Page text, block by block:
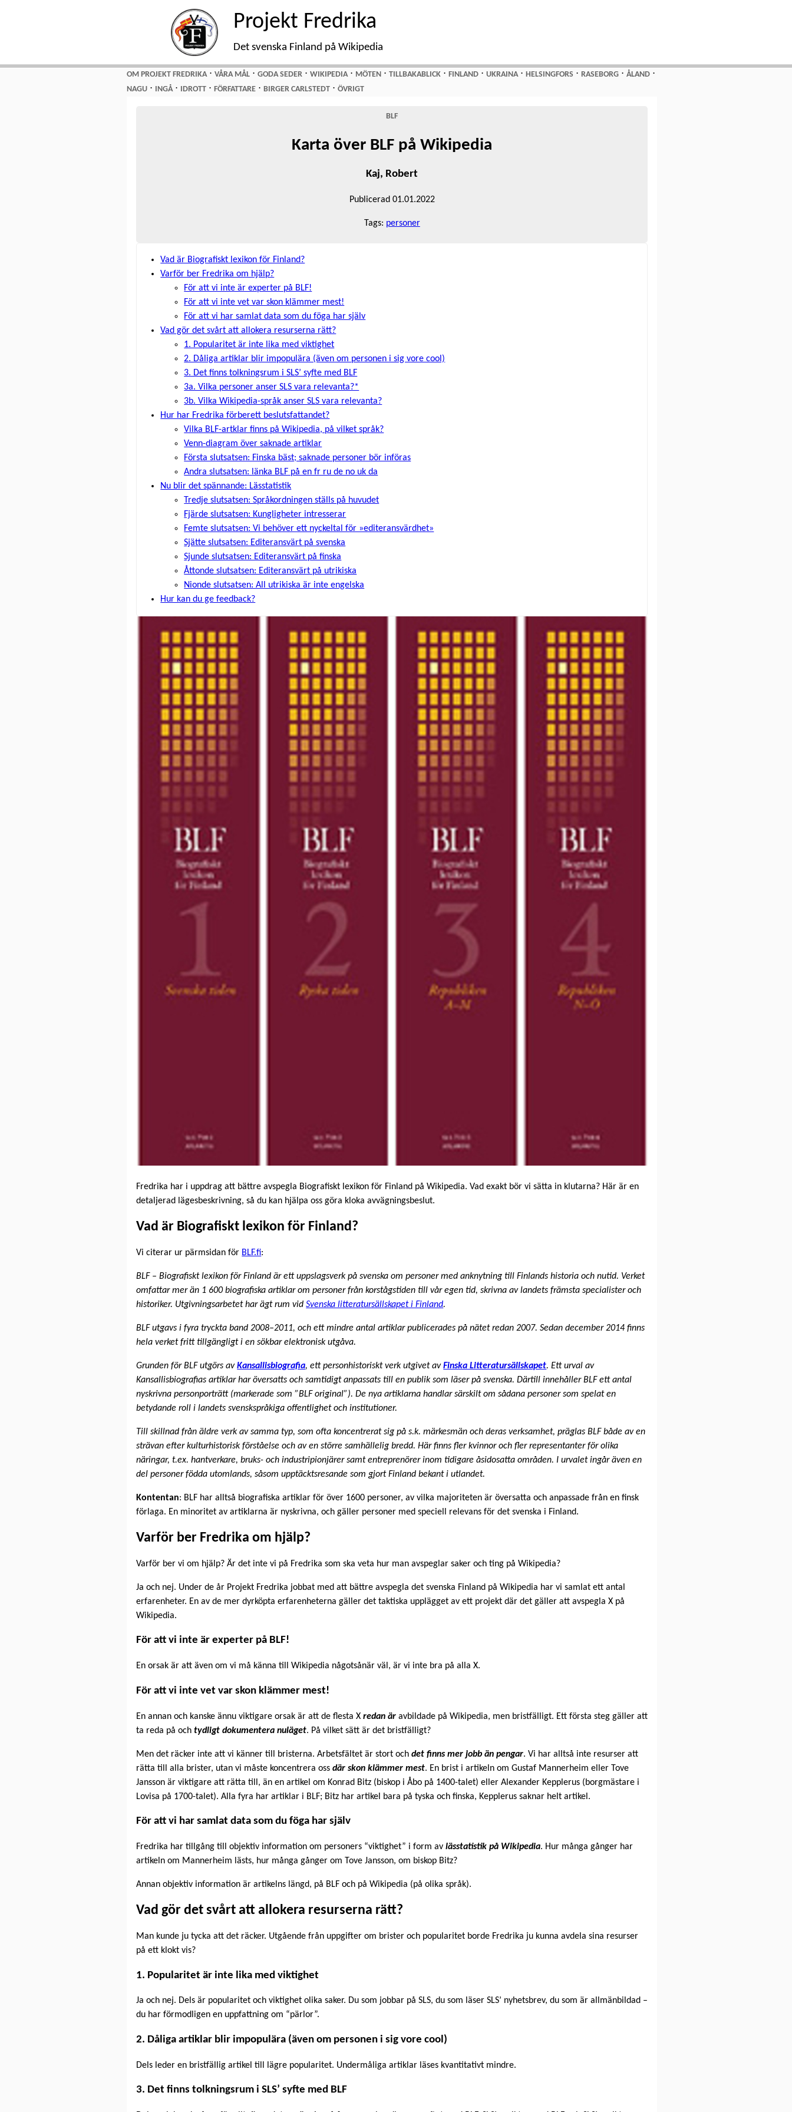
Projekt Fredrika
Det svenska Finland på Wikipedia
OM PROJEKT FREDRIKA⋅VÅRA MÅL ⋅GODA SEDER ⋅WIKIPEDIA⋅ MÖTEN ⋅TILLBAKABLICK ⋅FINLAND ⋅UKRAINA⋅HELSINGFORS ⋅RASEBORG ⋅ÅLAND ⋅
NAGU ⋅ INGÅ⋅ IDROTT ⋅FÖRFATTARE ⋅BIRGER CARLSTEDT ⋅ÖVRIGT
BLF
Karta över BLF på Wikipedia
Kaj, Robert
Publicerad 01.01.2022
Tags: personer
Vad är Biografiskt lexikon för Finland?
Varför ber Fredrika om hjälp?
För att vi inte är experter på BLF!
För att vi inte vet var skon klämmer mest!
För att vi har samlat data som du föga har själv
Vad gör det svårt att allokera resurserna rätt?
1. Popularitet är inte lika med viktighet
2. Dåliga artiklar blir impopulära (även om personen i sig vore cool)
3. Det finns tolkningsrum i SLS’ syfte med BLF
3a. Vilka personer anser SLS vara relevanta?*
3b. Vilka Wikipedia-språk anser SLS vara relevanta?
Hur har Fredrika förberett beslutsfattandet?
Vilka BLF-artklar finns på Wikipedia, på vilket språk?
Venn-diagram över saknade artiklar
Första slutsatsen: Finska bäst; saknade personer bör införas
Andra slutsatsen: länka BLF på en fr ru de no uk da
Nu blir det spännande: Lässtatistik
Tredje slutsatsen: Språkordningen ställs på huvudet
Fjärde slutsatsen: Kungligheter intresserar
Femte slutsatsen: Vi behöver ett nyckeltal för »editeransvärdhet»
Sjätte slutsatsen: Editeransvärt på svenska
Sjunde slutsatsen: Editeransvärt på finska
Åttonde slutsatsen: Editeransvärt på utrikiska
Nionde slutsatsen: All utrikiska är inte engelska
Hur kan du ge feedback?
Fredrika har i uppdrag att bättre avspegla Biografiskt lexikon för Finland på Wikipedia. Vad exakt bör vi sätta in klutarna? Här är en
detaljerad lägesbeskrivning, så du kan hjälpa oss göra kloka avvägningsbeslut.
Vad är Biografiskt lexikon för Finland?
Vi citerar ur pärmsidan för BLF.fi:
BLF – Biografiskt lexikon för Finland är ett uppslagsverk på svenska om personer med anknytning till Finlands historia och nutid. Verket
omfattar mer än 1 600 biografiska artiklar om personer från korstågstiden till vår egen tid, skrivna av landets främsta specialister och
historiker. Utgivningsarbetet har ägt rum vidSvenska litteratursällskapet i Finland.
BLF utgavs i fyra tryckta band 2008–2011, och ett mindre antal artiklar publicerades på nätet redan 2007. Sedan december 2014 finns
hela verket fritt tillgängligt i en sökbar elektronisk utgåva.
Grunden för BLF utgörs avKansallisbiografia, ett personhistoriskt verk utgivet avFinska Litteratursällskapet. Ett urval av
Kansallisbiografias artiklar har översatts och samtidigt anpassats till en publik som läser på svenska. Därtill innehåller BLF ett antal
nyskrivna personporträtt (markerade som ”BLF original”). De nya artiklarna handlar särskilt om sådana personer som spelat en
betydande roll i landets svenskspråkiga offentlighet och institutioner.
Till skillnad från äldre verk av samma typ, som ofta koncentrerat sig på s.k. märkesmän och deras verksamhet, präglas BLF både av en
strävan efter kulturhistorisk förståelse och av en större samhällelig bredd. Här finns fler kvinnor och fler representanter för olika
näringar, t.ex. hantverkare, bruks- och industripionjärer samt entreprenörer inom tidigare åsidosatta områden. I urvalet ingår även en
del personer födda utomlands, såsom upptäcktsresande som gjort Finland bekant i utlandet.
Kontentan: BLF har alltså biografiska artiklar för över 1600 personer, av vilka majoriteten är översatta och anpassade från en finsk
förlaga. En minoritet av artiklarna är nyskrivna, och gäller personer med speciell relevans för det svenska i Finland.
Varför ber Fredrika om hjälp?
Varför ber vi om hjälp? Är det inte vi på Fredrika som ska veta hur man avspeglar saker och ting på Wikipedia?
Ja och nej. Under de år Projekt Fredrika jobbat med att bättre avspegla det svenska Finland på Wikipedia har vi samlat ett antal
erfarenheter. En av de mer dyrköpta erfarenheterna gäller det taktiska upplägget av ett projekt där det gäller att avspegla X på
Wikipedia.
För att vi inte är experter på BLF!
En orsak är att även om vi må känna till Wikipedia någotsånär väl, är vi inte bra på alla X.
För att vi inte vet var skon klämmer mest!
En annan och kanske ännu viktigare orsak är att de flesta Xredan är avbildade på Wikipedia, men bristfälligt. Ett första steg gäller att
ta reda på ochtydligt dokumentera nuläget. På vilket sätt är det bristfälligt?
Men det räcker inte att vi känner till bristerna. Arbetsfältet är stort ochdet finns mer jobb än pengar. Vi har alltså inte resurser att
rätta till alla brister, utan vi måste koncentrera ossdär skon klämmer mest. En brist i artikeln om Gustaf Mannerheim eller Tove
Jansson är viktigare att rätta till, än en artikel om Konrad Bitz (biskop i Åbo på 1400-talet) eller Alexander Kepplerus (borgmästare i
Lovisa på 1700-talet). Alla fyra har artiklar i BLF; Bitz har artikel bara på tyska och finska, Kepplerus saknar helt artikel.
För att vi har samlat data som du föga har själv
Fredrika har tillgång till objektiv information om personers “viktighet” i form avlässtatistik på Wikipedia. Hur många gånger har
artikeln om Mannerheim lästs, hur många gånger om Tove Jansson, om biskop Bitz?
Annan objektiv information är artikelns längd, på BLF och på Wikipedia (på olika språk).
Vad gör det svårt att allokera resurserna rätt?
Man kunde ju tycka att det räcker. Utgående från uppgifter om brister och popularitet borde Fredrika ju kunna avdela sina resurser
på ett klokt vis?
1. Popularitet är inte lika med viktighet
Ja och nej. Dels är popularitet och viktighet olika saker. Du som jobbar på SLS, du som läser SLS’ nyhetsbrev, du som är allmänbildad –
du har förmodligen en uppfattning om “pärlor”.
2. Dåliga artiklar blir impopulära (även om personen i sig vore cool)
Dels leder en bristfällig artikel till lägre popularitet. Undermåliga artiklar läses kvantitativt mindre.
3. Det finns tolkningsrum i SLS’ syfte med BLF